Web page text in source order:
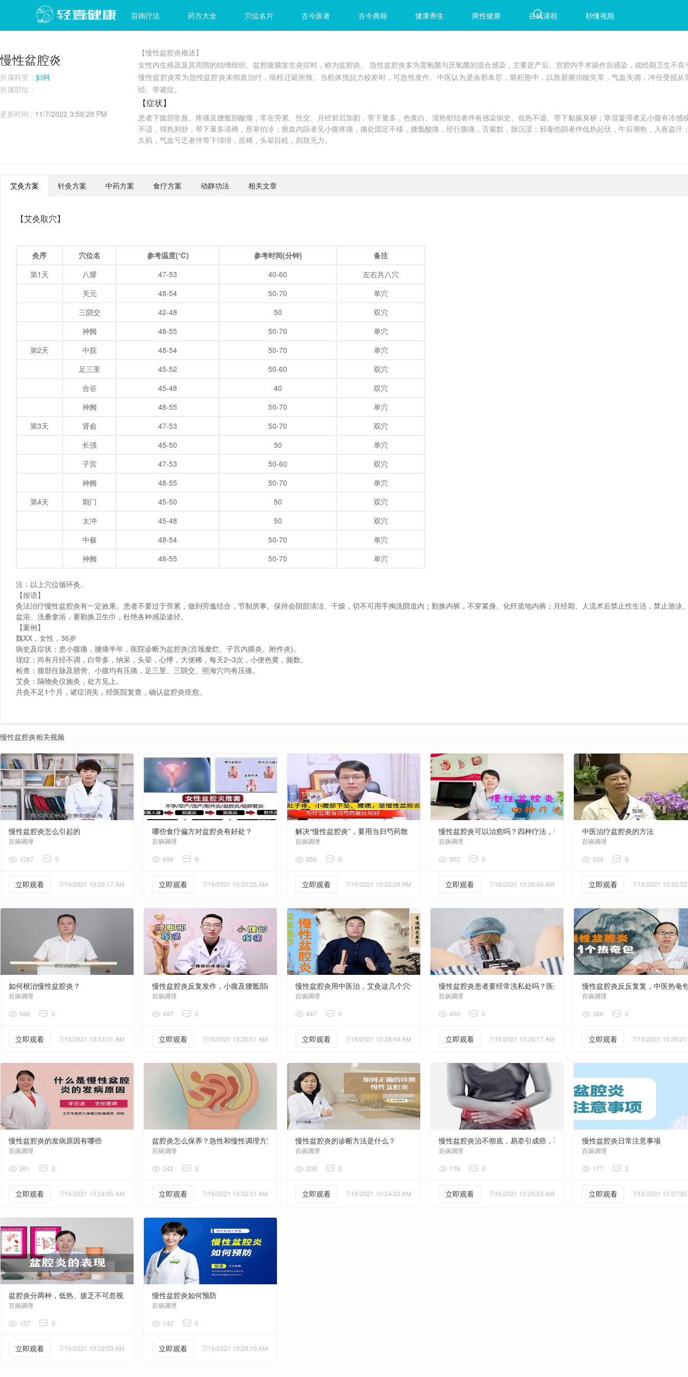
首页 百病疗法 药方大全 穴位名片 古今医者 古今典籍 健康养生 两性健康 在线课程 秒懂视频
慢性盆腔炎
所属科室： 妇科
所属部位：
更新时间 : 11/7/2022 3:59:28 PM
【慢性盆腔炎概述】
女性内生殖器及其周围的结缔组织、盆腔腹膜发生炎症时，称为盆腔炎。 急性盆腔炎多为需氧菌与厌氧菌的混合感染，主要是产后、宫腔内手术操作后感染，或经期卫生不良
慢性盆腔炎常为急性盆腔炎未彻底治疗，病程迁延所致。当机体抵抗力较差时，可急性发作。中医认为是余邪未尽，瘀积胞中，以致脏腑功能失常，气血失调，冲任受损从
经、带诸症。
【症状】
患者下腹部坠胀、疼痛及腰骶部酸痛，常在劳累、性交、月经前后加剧，带下量多，色黄白。湿热郁结者伴有感染病史、低热不退、带下黏腻臭秽；寒湿凝滞者见小腹有冷感
不适，得热则舒，带下量多清稀，形寒怕冷；瘀血内阻者见小腹疼痛，痛处固定不移，腰骶酸痛，经行腹痛，舌紫黯，脉沉涩；邪毒伤阴者伴低热起伏，午后潮热，入夜盗汗
久羁，气血亏乏者伴带下绵绵，质稀，头晕目眩，四肢无力。
艾灸方案 针灸方案 中药方案 食疗方案 动静功法 相关文章
【艾灸取穴】
灸序 穴位名 参考温度(℃) 参考时间(分钟)
备注
第1天
八髎 47-53 40-60
左右共八穴
关元
48-54 50-70
单穴
三阴交
42-48 50
双穴
神阙
48-55 50-70
单穴
第2天
中脘 48-54 50-70
单穴
足三里
45-52 50-60
双穴
合谷
45-48 40
双穴
神阙
48-55 50-70
单穴
第3天
肾俞 47-53 50-70
双穴
长强
45-50 50
单穴
子宫
47-53 50-60
双穴
神阙
48-55 50-70
单穴
第4天
期门 45-50 50
双穴
太冲
45-48 50
双穴
中极
48-54 50-70
单穴
神阙
48-55 50-70 单穴
注：以上穴位循环灸。
【按语】
灸法治疗慢性盆腔炎有一定效果。患者不要过于劳累，做到劳逸结合，节制房事。保持会阴部清洁、干燥，切不可用手掏洗阴道内；勤换内裤，不穿紧身、化纤质地内裤；月经期、人流术后禁止性生活，禁止游泳
盆浴、洗桑拿浴，要勤换卫生巾，杜绝各种感染途径。
【案例】
魏XX，女性，36岁
病史及症状：患小腹痛，腰痛半年，医院诊断为盆腔炎(宫颈糜烂、子宫内膜炎、附件炎)。
现症：尚有月经不调，白带多，纳呆，头晕，心悸，大便稀，每天2~3次，小便色黄，频数。
检查：腹部任脉及脐旁、小腹均有压痛，足三里、三阴交、照海穴均有压痛。
艾灸：隔物灸仪施灸，处方见上。
共灸不足1个月，诸症消失，经医院复查，确认盆腔炎痊愈。
慢性盆腔炎相关视频
慢性盆腔炎怎么引起的
百病调理
1287 0
立即观看 7/16/2021 10:29:17 AM
哪些食疗偏方对盆腔炎有好处？
百病调理
996 0
立即观看 7/16/2021 10:30:25 AM
解决“慢性盆腔炎”，要用当归芍药散
百病调理
956 0
立即观看 7/16/2021 10:23:39 AM
慢性盆腔炎可以治愈吗？四种疗法，帮你解决妇科炎症烦恼
百病调理
952 0
立即观看 7/16/2021 10:26:49 AM
中医治疗盆腔炎的方法
百病调理
634 0
立即观看 7/16/2021
如何根治慢性盆腔炎？
百病调理
588 0
立即观看 7/16/2021 10:33:01 AM
慢性盆腔炎反复发作，小腹及腰骶部酸痛，医生说这套动作可以缓解
百病调理
487 0
立即观看 7/16/2021 10:25:51 AM
慢性盆腔炎用中医治，艾灸这几个穴位，让你轻松摆脱尴尬
百病调理
447 0
立即观看 7/16/2021 10:28:44 AM
慢性盆腔炎患者要经常洗私处吗？医生提醒：还需注意这些事
百病调理
400 0
立即观看 7/16/2021 10:26:17 AM
慢性盆腔炎反反复复，中医热奄
百病调理
386 0
立即观看 7/16/2021
慢性盆腔炎的发病原因有哪些
百病调理
261 0
立即观看 7/16/2021 10:24:05 AM
盆腔炎怎么保养？急性和慢性调理方法不同
百病调理
242 0
立即观看 7/16/2021 10:32:31 AM
慢性盆腔炎的诊断方法是什么？
百病调理
208 0
立即观看 7/16/2021 10:24:32 AM
慢性盆腔炎治不彻底，易牵引成癌，不孕不育！大观霉素或可终结？
百病调理
178 0
立即观看 7/16/2021 10:29:53 AM
慢性盆腔炎日常注意事项
百病调理
177 0
立即观看 7/16/2021
盆腔炎分两种，低热、疲乏不可忽视，或许是疾病在敲门
百病调理
157 0
立即观看 7/16/2021 10:32:03 AM
慢性盆腔炎如何预防
百病调理
142 0
立即观看 7/16/2021 10:28:10 AM